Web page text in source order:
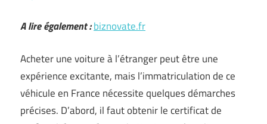
A lire également :biznovate.fr
Acheter une voiture à l’étranger peut être une
expérience excitante, mais l’immatriculation de ce
véhicule en France nécessite quelques démarches
précises. D’abord, il faut obtenir le certificat de